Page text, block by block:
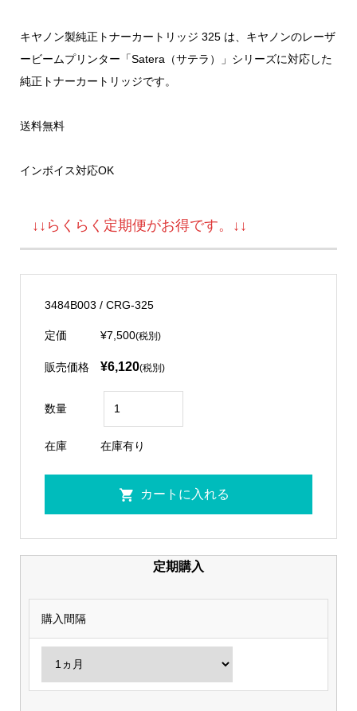
キヤノン製純正トナーカートリッジ 325 は、キヤノンのレーザ
ービームプリンター「Satera（サテラ）」シリーズに対応した
純正トナーカートリッジです。
送料無料
インボイス対応OK
↓↓らくらく定期便がお得です。↓↓
3484B003 / CRG-325
定価 ¥7,500(税別)
販売価格 ¥6,120(税別)
数量
在庫 在庫有り
定期購入
購入間隔